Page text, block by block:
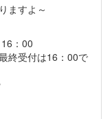
ますよ～
：00
受付は16：00で